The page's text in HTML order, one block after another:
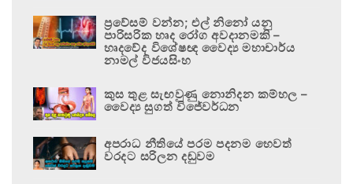
ප්‍රවේසම් වන්න; එල් නිනෝ යනු
පාරිසරික හෘද රෝග අවදානමකි –
හෘදවේද විශේෂඥ වෛද්‍ය මහාචාර්ය
නාමල් විජයසිංහ
කුස තුළ සැඟවුණු නොනිදන කම්හල –
වෛද්‍ය සුගත් විජේවර්ධන
අපරාධ නීතියේ පරම පදනම හෙවත්
වරදට සරිලන දඬුවම